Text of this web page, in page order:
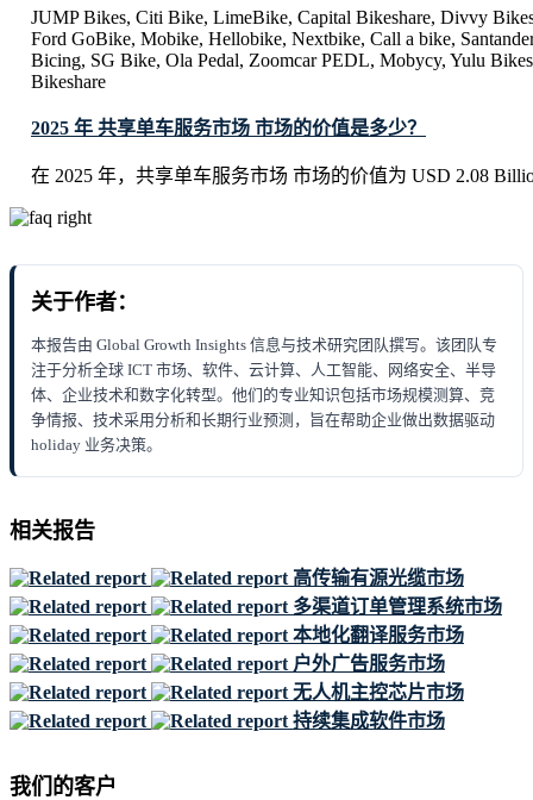
JUMP Bikes, Citi Bike, LimeBike, Capital Bikeshare, Divvy
Ford GoBike, Mobike, Hellobike, Nextbike, Call a bike,
Bicing, SG Bike, Ola Pedal, Zoomcar PEDL, Mobycy, Yulu
Bikeshare
2025 年 共享单车服务市场 市场的价值是多少？
在 2025 年，共享单车服务市场 市场的价值为 USD 2.08
关于作者：
本报告由 Global Growth Insights 信息与技术研究团队撰写。该团队专
注于分析全球 ICT 市场、软件、云计算、人工智能、网络安全、半导
体、企业技术和数字化转型。他们的专业知识包括市场规模测算、竞
争情报、技术采用分析和长期行业预测，旨在帮助企业做出数据驱动
holiday 业务决策。
相关报告
高传输有源光缆市场
多渠道订单管理系统市场
本地化翻译服务市场
户外广告服务市场
无人机主控芯片市场
持续集成软件市场
我们的客户